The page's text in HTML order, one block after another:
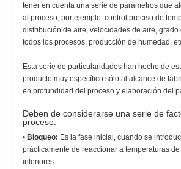
tener en cuenta una serie de parámetros que
al proceso, por ejemplo: control preciso de
distribución de aire, velocidades de aire, grado
todos los procesos, producción de humedad,
Esta serie de particularidades han hecho de
producto muy específico sólo al alcance de
en profundidad del proceso y elaboración del
Deben de considerarse una serie de
proceso:
• Bloqueo: Es la fase inicial, cuando se
prácticamente de reaccionar a temperaturas de
inferiores.